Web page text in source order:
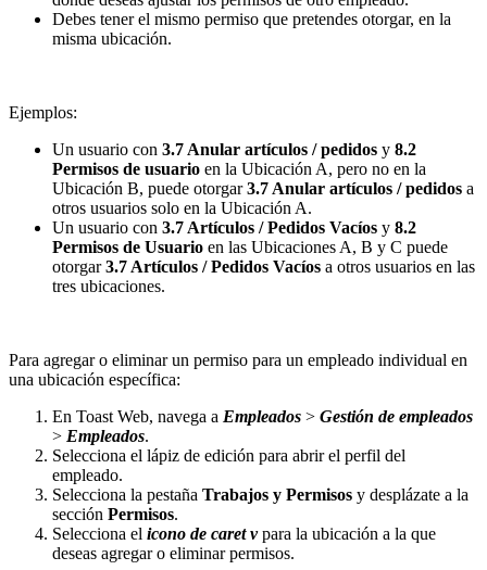
Debes tener el mismo permiso que pretendes otorgar, en la
misma ubicación.
Ejemplos:
Un usuario con 3.7 Anular artículos / pedidos y 8.2
Permisos de usuario en la Ubicación A, pero no en la
Ubicación B, puede otorgar3.7 Anular artículos / pedidos a
otros usuarios solo en la Ubicación A.
Un usuario con 3.7 Artículos / Pedidos Vacíos y 8.2
Permisos de Usuario en las Ubicaciones A, B y C puede
otorgar3.7 Artículos / Pedidos Vacíos a otros usuarios en las
tres ubicaciones.
Para agregar o eliminar un permiso para un empleado individual en
una ubicación específica:
En Toast Web, navega a Empleados > Gestión de empleados
> Empleados.
Selecciona el lápiz de edición para abrir el perfil del
empleado.
Selecciona la pestaña Trabajos y Permisos y desplázate a la
sección Permisos.
Selecciona el icono de caret vpara la ubicación a la que
deseas agregar o eliminar permisos.